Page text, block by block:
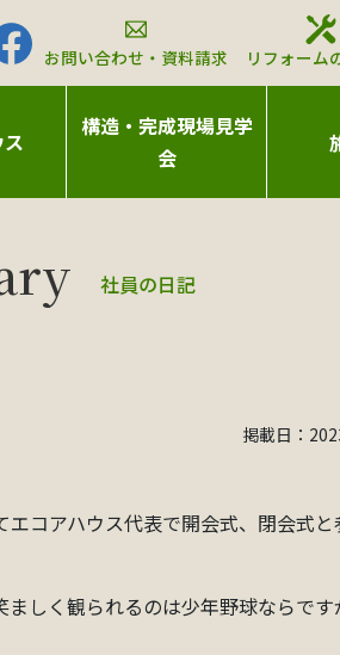
お問い合わせ・資料請求 リフォーム
構造・完成現場見学
会
社員の日記
掲載日：
コアハウス代表で開会式、閉会式と
しく観られるのは少年野球ならです